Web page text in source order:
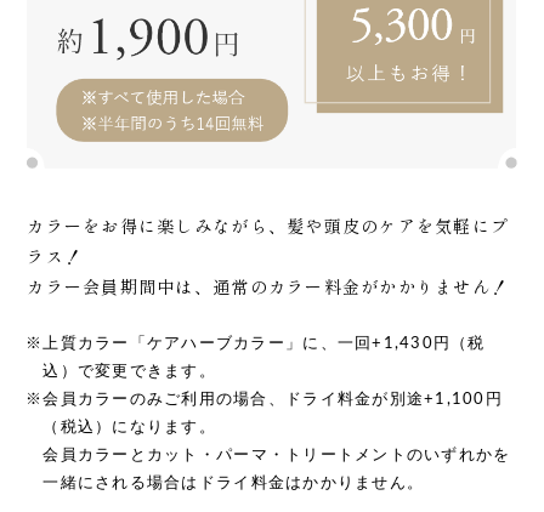
カラーをお得に楽しみながら、髪や頭皮のケアを気軽にプ
ラス！
カラー会員期間中は、通常のカラー料金がかかりません！
※上質カラー「ケアハーブカラー」に、一回+1,430円（税
込）で変更できます。
※会員カラーのみご利用の場合、ドライ料金が別途+1,100円
（税込）になります。
会員カラーとカット・パーマ・トリートメントのいずれかを
一緒にされる場合はドライ料金はかかりません。